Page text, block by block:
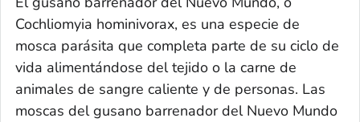
Cochliomyia hominivorax, es una especie de
mosca parásita que completa parte de su ciclo de
vida alimentándose del tejido o la carne de
animales de sangre caliente y de personas. Las
moscas del gusano barrenador del Nuevo Mundo